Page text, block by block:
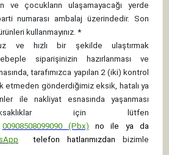
ve çocukların ulaşamayacağı yerde
numarası ambalaj üzerindedir. Son
kullanmayınız. *
ve hızlı bir şekilde ulaştırmak
siparişinizin hazırlanması ve
tarafımızca yapılan 2 (iki) kontrol
etmeden gönderdiğimiz eksik, hatalı ya
ile nakliyat esnasında yaşanması
için lütfen
00908508099090 (Pbx) no ile ya da
telefon hatlarımızdan bizimle